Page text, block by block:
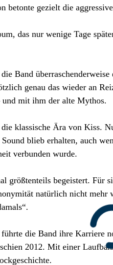
betonte gezielt die
das nur wenige Tage
Band
genau das wieder an
mit ihm der alte Mythos.
klassische Ära von Kiss.
blieb erhalten, auch
verbunden wurde.
größtenteils begeistert. Für
natürlich nicht mehr
die Band ihre Karriere
2012. Mit einer